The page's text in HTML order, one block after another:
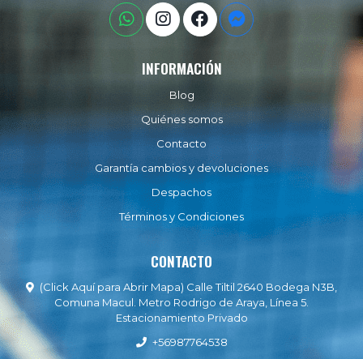
INFORMACIÓN
Blog
Quiénes somos
Contacto
Garantía cambios y devoluciones
Despachos
Términos y Condiciones
CONTACTO
(Click Aquí para Abrir Mapa) Calle Tiltil 2640 Bodega N3B,
Comuna Macul. Metro Rodrigo de Araya, Línea 5.
Estacionamiento Privado
+56987764538